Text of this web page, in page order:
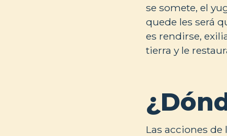
se somete, el
quede les será
es rendirse,
tierra y le
Las acciones